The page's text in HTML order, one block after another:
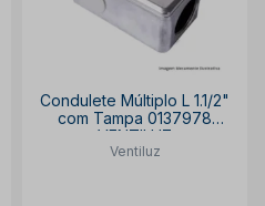
Condulete Múltiplo L 1.1/2"
com Tampa 0137978
VENTILUZ
Ventiluz